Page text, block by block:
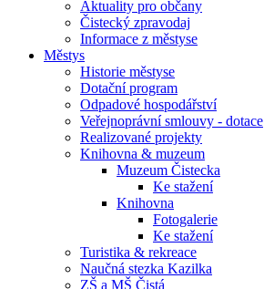
Aktuality pro občany
Čistecký zpravodaj
Informace z městyse
Městys
Historie městyse
Dotační program
Odpadové hospodářství
Veřejnoprávní smlouvy - dotace
Realizované projekty
Knihovna & muzeum
Muzeum Čistecka
Ke stažení
Knihovna
Fotogalerie
Ke stažení
Turistika & rekreace
Naučná stezka Kazilka
ZŠ a MŠ Čistá